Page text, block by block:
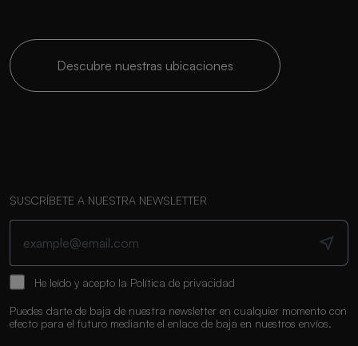
Descubre nuestras ubicaciones
SUSCRÍBETE A NUESTRA NEWSLETTER
He leído y acepto la Política de privacidad
Puedes darte de baja de nuestra newsletter en cualquier momento con
efecto para el futuro mediante el enlace de baja en nuestros envíos.